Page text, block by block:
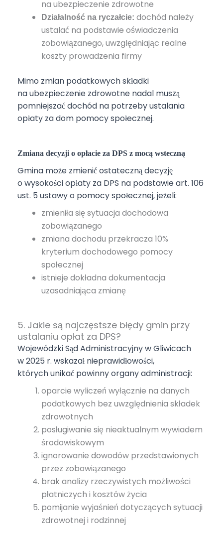
na ubezpieczenie zdrowotne
Działalność na ryczałcie: dochód należy
ustalać na podstawie oświadczenia
zobowiązanego, uwzględniając realne
koszty prowadzenia firmy
Mimo zmian podatkowych składki
na ubezpieczenie zdrowotne nadal muszą
pomniejszać dochód na potrzeby ustalania
opłaty za dom pomocy społecznej.
Zmiana decyzji o opłacie za DPS z mocą wsteczną
Gmina może zmienić ostateczną decyzję
o wysokości opłaty za DPS na podstawie art. 106
ust. 5 ustawy o pomocy społecznej, jeżeli:
zmieniła się sytuacja dochodowa
zobowiązanego
zmiana dochodu przekracza 10%
kryterium dochodowego pomocy
społecznej
istnieje dokładna dokumentacja
uzasadniająca zmianę
5. Jakie są najczęstsze błędy gmin przy
ustalaniu opłat za DPS?
Wojewódzki Sąd Administracyjny w Gliwicach
w 2025 r. wskazał nieprawidłowości,
których unikać powinny organy administracji:
oparcie wyliczeń wyłącznie na danych
podatkowych bez uwzględnienia składek
zdrowotnych
posługiwanie się nieaktualnym wywiadem
środowiskowym
ignorowanie dowodów przedstawionych
przez zobowiązanego
brak analizy rzeczywistych możliwości
płatniczych i kosztów życia
pomijanie wyjaśnień dotyczących sytuacji
zdrowotnej i rodzinnej